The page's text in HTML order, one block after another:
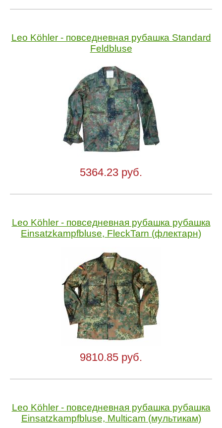
Leo Köhler - повседневная рубашка Standard
Feldbluse
5364.23 руб.
Leo Köhler - повседневная рубашка рубашка
Einsatzkampfbluse, FleckTarn (флектарн)
9810.85 руб.
Leo Köhler - повседневная рубашка рубашка
Einsatzkampfbluse, Multicam (мультикам)